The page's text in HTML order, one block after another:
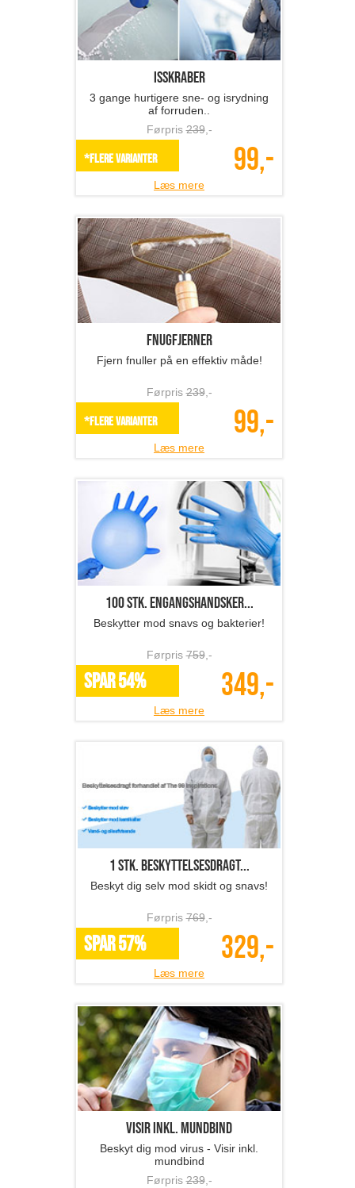
Isskraber
3 gange hurtigere sne- og isrydning
af forruden..
Førpris239,-
*Flere varianter 99,-
Læs mere
Fnugfjerner
Fjern fnuller på en effektiv måde!
Førpris239,-
*Flere varianter 99,-
Læs mere
100 stk. engangshandsker...
Beskytter mod snavs og bakterier!
Førpris759,-
SPAR 54% 349,-
Læs mere
1 stk. beskyttelsesdragt...
Beskyt dig selv mod skidt og snavs!
Førpris769,-
SPAR 57% 329,-
Læs mere
Visir inkl. mundbind
Beskyt dig mod virus - Visir inkl.
mundbind
Førpris239,-